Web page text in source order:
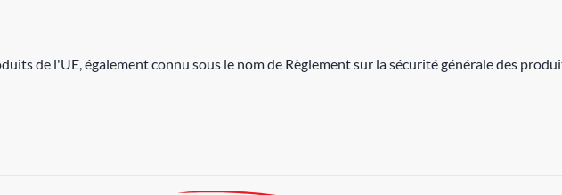
de l'UE, également connu sous le nom de Règlement sur la sécurité générale des